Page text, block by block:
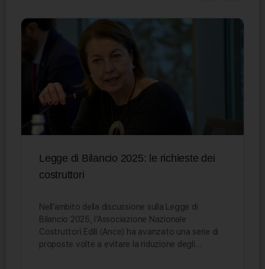
Legge di Bilancio 2025: le richieste dei
costruttori
Nell’ambito della discussione sulla Legge di
Bilancio 2025, l’Associazione Nazionale
Costruttori Edili (Ance) ha avanzato una serie di
proposte volte a evitare la riduzione degli…